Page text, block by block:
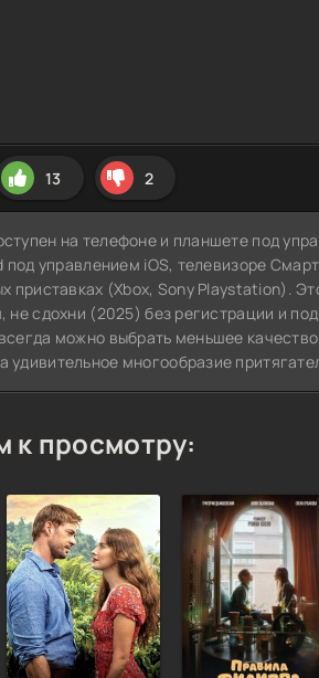
13 2
на телефоне и планшете под
под управлением iOS, телевизоре
приставках (Xbox, Sony Playstation).
не сдохни (2025) без регистрации и
можно выбрать меньшее
удивительное многообразие
к просмотру: